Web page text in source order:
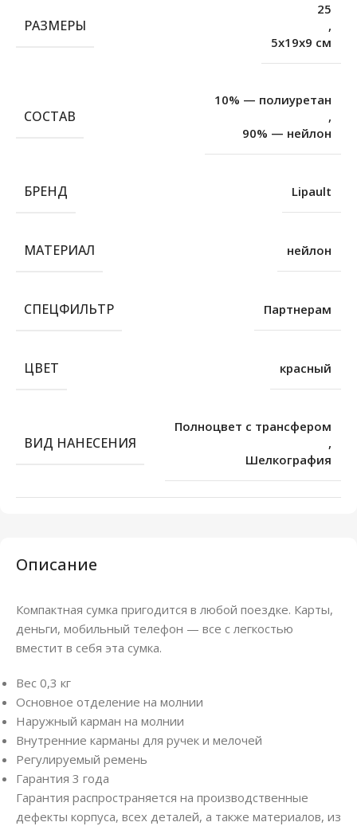
Описание
Компактная сумка пригодится в любой поездке. Карты,
деньги, мобильный телефон — все с легкостью
вместит в себя эта сумка.
Вес 0,3 кг
Основное отделение на молнии
Наружный карман на молнии
Внутренние карманы для ручек и мелочей
Регулируемый ремень
Гарантия 3 года
Гарантия распространяется на производственные
дефекты корпуса, всех деталей, а также материалов, из
РАЗМЕРЫ
25
,
5x19x9 см
СОСТАВ
10% — полиуретан
,
90% — нейлон
БРЕНД Lipault
МАТЕРИАЛ нейлон
СПЕЦФИЛЬТР Партнерам
ЦВЕТ красный
ВИД НАНЕСЕНИЯ
Полноцвет с трансфером
,
Шелкография